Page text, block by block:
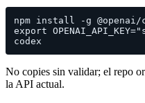
npm install -g @openai
export OPENAI_API_KEY=
No copies sin validar; el repo
la API actual.